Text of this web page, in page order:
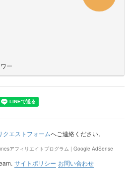
ー
クエストフォームへご連絡ください。
アフィリエイトプログラム | Google AdSense
サイトポリシー お問い合わせ